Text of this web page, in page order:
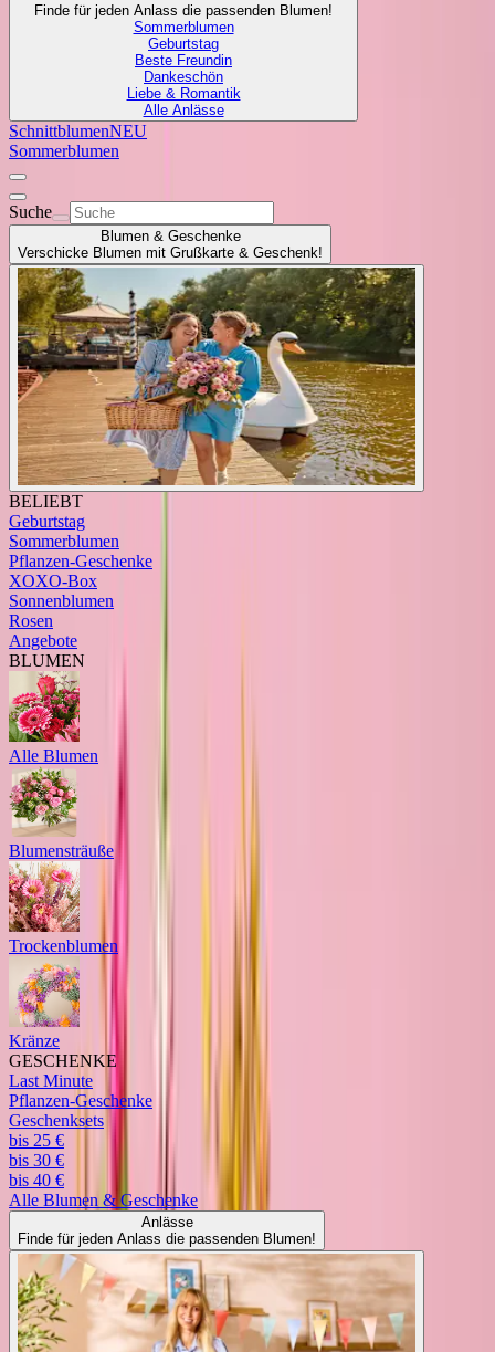
Finde für jeden Anlass die passenden Blumen!
Sommerblumen
Geburtstag
Beste Freundin
Dankeschön
Liebe & Romantik
Alle Anlässe
SchnittblumenNEU
Sommerblumen
Suche
Blumen & Geschenke
Verschicke Blumen mit Grußkarte & Geschenk!
BELIEBT
Geburtstag
Sommerblumen
Pflanzen-Geschenke
XOXO-Box
Sonnenblumen
Rosen
Angebote
BLUMEN
Alle Blumen
Blumensträuße
Trockenblumen
Kränze
GESCHENKE
Last Minute
Pflanzen-Geschenke
Geschenksets
bis 25 €
bis 30 €
bis 40 €
Alle Blumen & Geschenke
Anlässe
Finde für jeden Anlass die passenden Blumen!